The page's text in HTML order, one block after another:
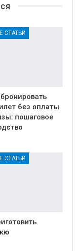
СТАТЬИ
без оплаты
пошаговое
СТАТЬИ